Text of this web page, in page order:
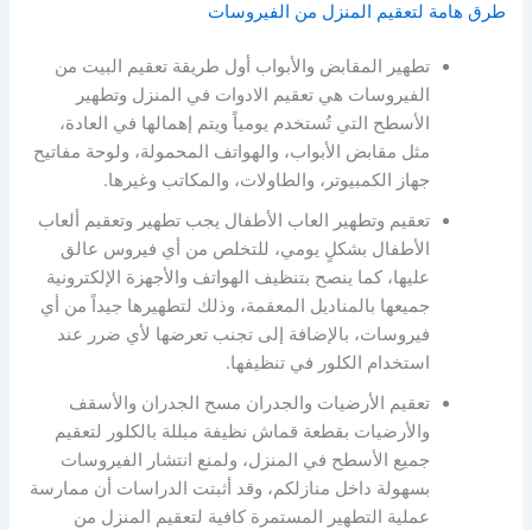
طرق هامة لتعقيم المنزل من الفيروسات
تطهير المقابض والأبواب أول طريقة تعقيم البيت من
الفيروسات هي تعقيم الادوات في المنزل وتطهير
الأسطح التي تُستخدم يومياً ويتم إهمالها في العادة،
مثل مقابض الأبواب، والهواتف المحمولة، ولوحة مفاتيح
جهاز الكمبيوتر، والطاولات، والمكاتب وغيرها.
تعقيم وتطهير العاب الأطفال يجب تطهير وتعقيم ألعاب
الأطفال بشكلٍ يومي، للتخلص من أي فيروس عالق
عليها، كما ينصح بتنظيف الهواتف والأجهزة الإلكترونية
جميعها بالمناديل المعقمة، وذلك لتطهيرها جيداً من أي
فيروسات، بالإضافة إلى تجنب تعرضها لأي ضرر عند
استخدام الكلور في تنظيفها.
تعقيم الأرضيات والجدران مسح الجدران والأسقف
والأرضيات بقطعة قماش نظيفة مبللة بالكلور لتعقيم
جميع الأسطح في المنزل، ولمنع انتشار الفيروسات
بسهولة داخل منازلكم، وقد أثبتت الدراسات أن ممارسة
عملية التطهير المستمرة كافية لتعقيم المنزل من